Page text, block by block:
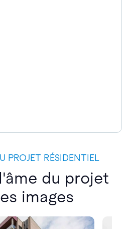
PROJET RÉSIDENTIEL
du projet
images